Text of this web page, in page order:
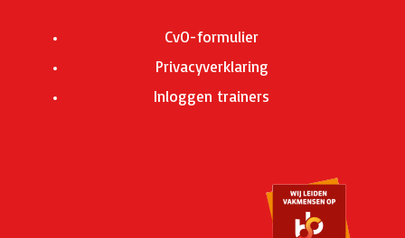
CvO-formulier
Privacyverklaring
Inloggen trainers